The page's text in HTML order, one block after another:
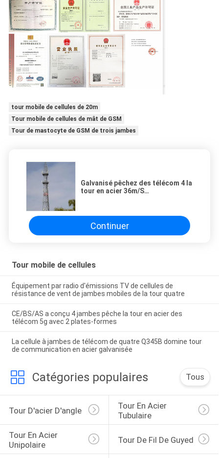
tour mobile de cellules de 20m
Tour mobile de cellules de mât de GSM
Tour de mastocyte de GSM de trois jambes
Galvanisé pêchez des télécom 4 la
tour en acier 36m/S
Continuer
Tour mobile de cellules
Équipement par radio d'émissions TV de cellules de
résistance de vent de jambes mobiles de la tour quatre
CE/BS/AS a conçu 4 jambes pêche la tour en acier des
télécom 5g avec 2 plates-formes
La cellule à jambes de télécom de quatre Q345B domine tour
de communication en acier galvanisée
Catégories populaires Tous
Tour D'acier D'angle
Tour En Acier
Tubulaire
Tour En Acier
Unipolaire
Tour De Fil De Guyed